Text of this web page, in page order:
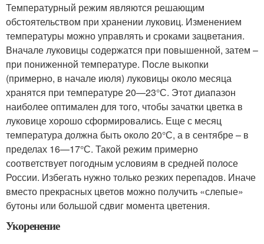
Температурный режим являются решающим
обстоятельством при хранении луковиц. Изменением
температуры можно управлять и сроками зацветания.
Вначале луковицы содержатся при повышенной, затем –
при пониженной температуре. После выкопки
(примерно, в начале июля) луковицы около месяца
хранятся при температуре 20—23°С. Этот диапазон
наиболее оптимален для того, чтобы зачатки цветка в
луковице хорошо сформировались. Еще с месяц
температура должна быть около 20°С, а в сентябре – в
пределах 16—17°С. Такой режим примерно
соответствует погодным условиям в средней полосе
России. Избегать нужно только резких перепадов. Иначе
вместо прекрасных цветов можно получить «слепые»
бутоны или большой сдвиг момента цветения.
Укоренение